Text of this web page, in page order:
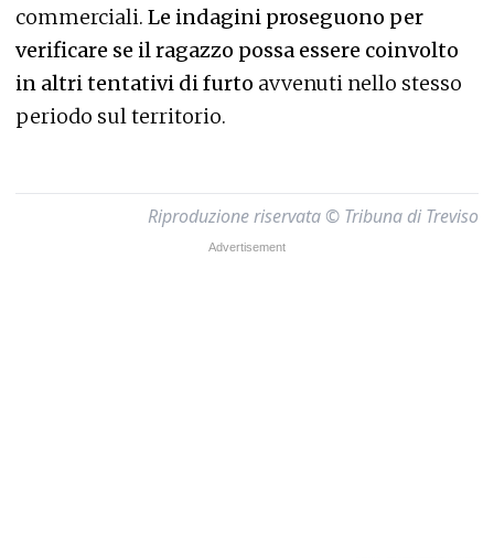
commerciali. Le indagini proseguono per
verificare se il ragazzo possa essere coinvolto
in altri tentativi di furto avvenuti nello stesso
periodo sul territorio.
Riproduzione riservata © Tribuna di Treviso